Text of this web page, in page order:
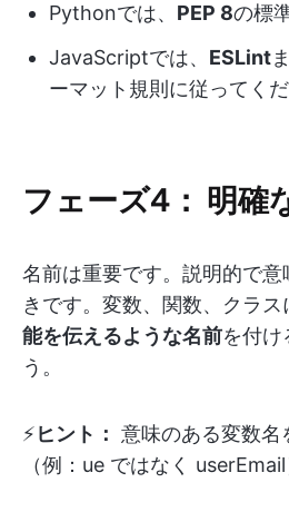
Pythonでは、 PEP 8の標
JavaScriptでは、 ESLint
ーマット規則に従ってく
フェーズ4： 明確
名前は重要です。説明的で
きです。変数、関数、クラス
能を伝えるような名前を付け
う。
⚡️ヒント： 意味のある変数名
（例：ue ではなく userEmail